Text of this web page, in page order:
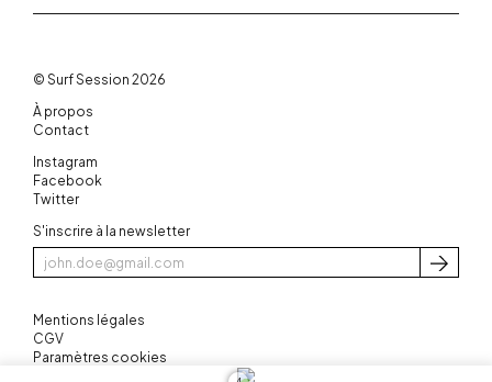
© Surf Session 2026
À propos
Contact
Instagram
Facebook
Twitter
S'inscrire à la newsletter
Mentions légales
CGV
Paramètres cookies